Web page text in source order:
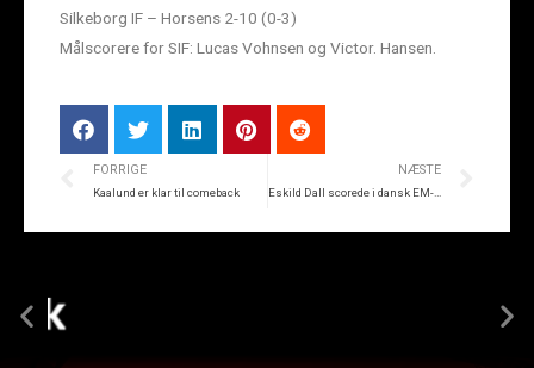
Silkeborg IF – Horsens 2-10 (0-3)
Målscorere for SIF: Lucas Vohnsen og Victor. Hansen.
FORRIGE
Kaalund er klar til comeback
NÆSTE
Eskild Dall scorede i dansk EM-sejr